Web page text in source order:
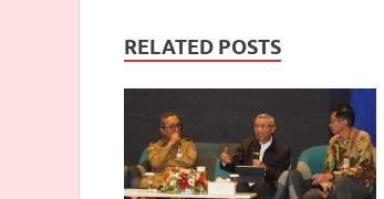
RELATED POSTS